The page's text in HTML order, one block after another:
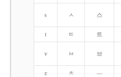
s ㅅ 스
t ㅌ 트
v ㅂ 브
z ㅊ ―